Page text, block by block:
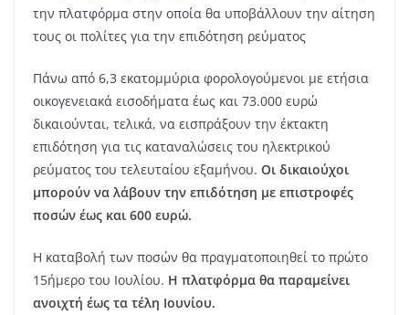
την πλατφόρμα στην οποία θα υποβάλλουν την αίτηση
τους οι πολίτες για την επιδότηση ρεύματος
Πάνω από 6,3 εκατομμύρια φορολογούμενοι με ετήσια
οικογενειακά εισοδήματα έως και 73.000 ευρώ
δικαιούνται, τελικά, να εισπράξουν την έκτακτη
επιδότηση για τις καταναλώσεις του ηλεκτρικού
ρεύματος του τελευταίου εξαμήνου. Οι δικαιούχοι
μπορούν να λάβουν την επιδότηση με επιστροφές
ποσών έως και 600 ευρώ.
Η καταβολή των ποσών θα πραγματοποιηθεί το πρώτο
15ήμερο του Ιουλίου. Η πλατφόρμα θα παραμείνει
ανοιχτή έως τα τέλη Ιουνίου.